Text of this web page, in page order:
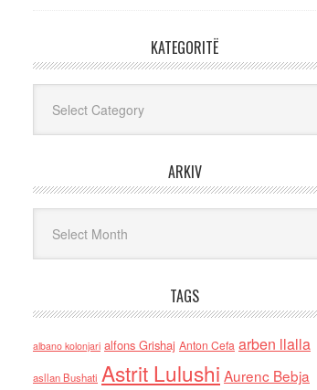
KATEGORITË
ARKIV
TAGS
albano kolonjari alfons Grishaj Anton Cefa arben llalla
asllan Bushati Astrit Lulushi Aurenc Bebja